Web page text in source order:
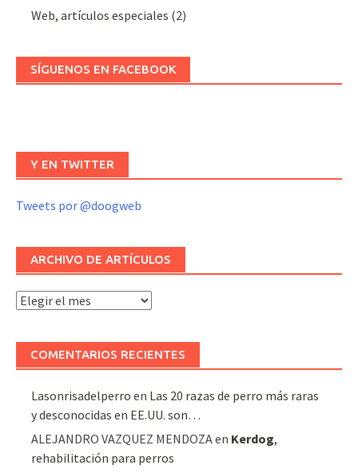
Web, artículos especiales (2)
SÍGUENOS EN FACEBOOK
Y EN TWITTER
Tweets por @doogweb
ARCHIVO DE ARTÍCULOS
Archivo
COMENTARIOS RECIENTES
Lasonrisadelperro en Las 20 razas de perro más raras
y desconocidas en EE.UU. son…
ALEJANDRO VAZQUEZ MENDOZAen Kerdog,
rehabilitación para perros